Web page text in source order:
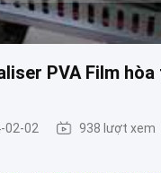
PVA Film
02-02 938 lượt xem